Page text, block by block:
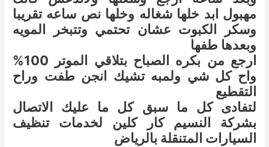
مهبول ابد خلها شغاله وخلها نص ساعه تقريبا
وسكر الكبوت عشان تحتمي وتتبخر المويه
وبعدها طفها
ارجع من بكره الصباح بتلاقي الموتر 100%
واح كل شي ولمبه تشيك انجن طفت وراح
التقطيع
لتفادى كل ما سبق كل ما عليك الاتصال
بشركة النسيم كار كلين لخدمات تنظيف
السيارات المتنقلة بالرياض